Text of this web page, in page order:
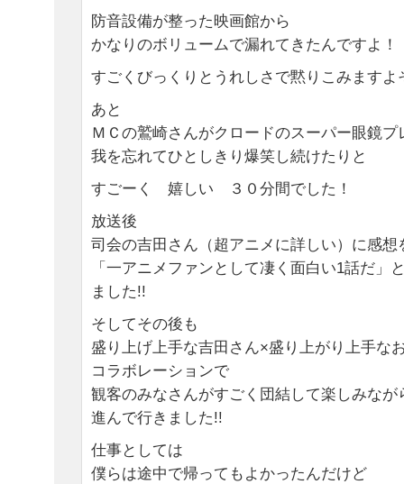
防音設備が整った映画館から
かなりのボリュームで漏れてきたんですよ！
すごくびっくりとうれしさで黙りこみますよ
あと
ＭＣの鷲崎さんがクロードのスーパー眼鏡プ
我を忘れてひとしきり爆笑し続けたりと
すごーく 嬉しい ３０分間でした！
放送後
司会の吉田さん（超アニメに詳しい）に感想
「一アニメファンとして凄く面白い1話だ」
ました!!
そしてその後も
盛り上げ上手な吉田さん×盛り上がり上手な
コラボレーションで
観客のみなさんがすごく団結して楽しみなが
進んで行きました!!
仕事としては
僕らは途中で帰ってもよかったんだけど